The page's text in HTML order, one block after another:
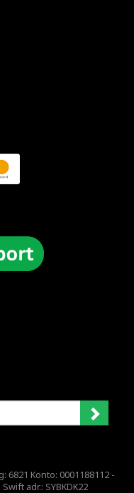
6821 Konto: 0001188112 -
adr.: SYBKDK22